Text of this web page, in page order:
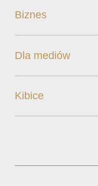
Biznes
Dla mediów
Kibice